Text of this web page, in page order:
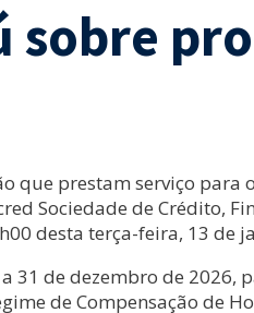
que prestam serviço
Sociedade de Crédito,
desta terça-feira, 13 de
31 de dezembro de 2026,
de Compensação de